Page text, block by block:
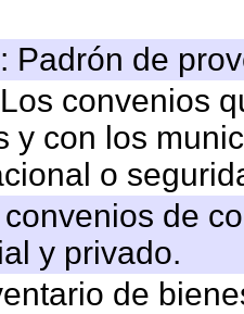
Padrón de
convenios
y con los
o
de
y privado.
de